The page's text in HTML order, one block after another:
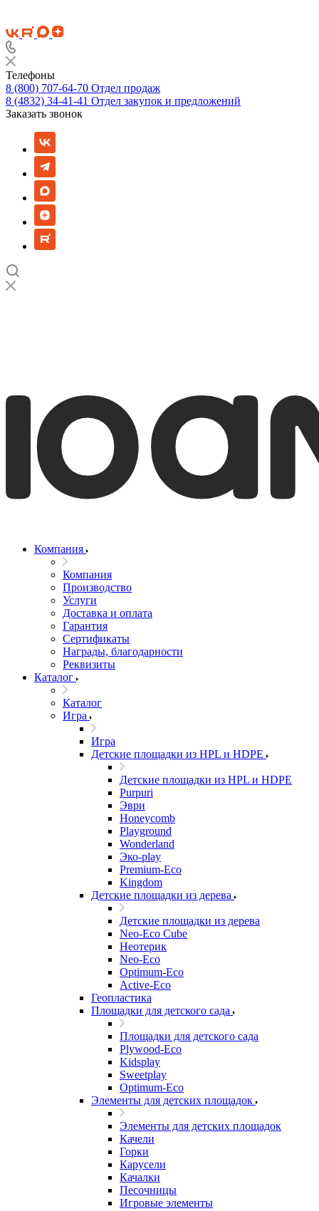
Телефоны
8 (800) 707-64-70 Отдел продаж
8 (4832) 34-41-41 Отдел закупок и предложений
Заказать звонок
Компания
Компания
Производство
Услуги
Доставка и оплата
Гарантия
Сертификаты
Награды, благодарности
Реквизиты
Каталог
Каталог
Игра
Игра
Детские площадки из HPL и HDPE
Детские площадки из HPL и HDPE
Purpuri
Эври
Honeycomb
Playground
Wonderland
Эко-play
Premium-Eco
Kingdom
Детские площадки из дерева
Детские площадки из дерева
Neo-Eco Cube
Неотерик
Neo-Eco
Оptimum-Еco
Active-Eco
Геопластика
Площадки для детского сада
Площадки для детского сада
Plywood-Eco
Kidsplay
Sweetplay
Оptimum-Еco
Элементы для детских площадок
Элементы для детских площадок
Качели
Горки
Карусели
Качалки
Песочницы
Игровые элементы